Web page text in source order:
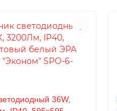
36W,